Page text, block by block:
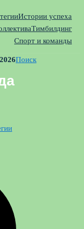
Истории успеха
Тимбилдинг
Спорт и команды
Поиск